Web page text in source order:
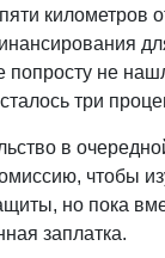
километров
не
три
в
чтобы
но пока
заплатка.